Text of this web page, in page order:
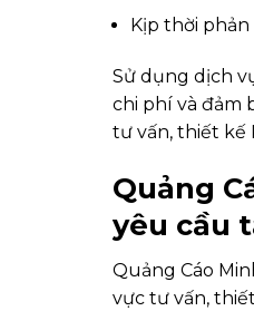
Kịp thời phản
Sử dụng dịch
chi phí và đảm
tư vấn, thiết kế
Quảng
yêu cầu
Quảng Cáo
vực tư vấn,